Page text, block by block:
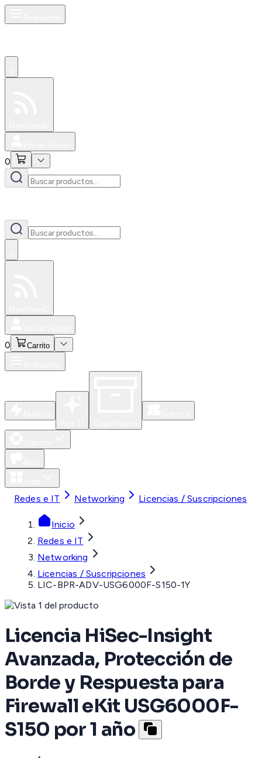
0
0 Carrito
Redes e IT Networking Licencias / Suscripciones
Inicio
Redes e IT
Networking
Licencias / Suscripciones
LIC-BPR-ADV-USG6000F-S150-1Y
Licencia HiSec-Insight
Avanzada, Protección de
Borde y Respuesta para
Firewall eKit USG6000F-
S150 por 1 año